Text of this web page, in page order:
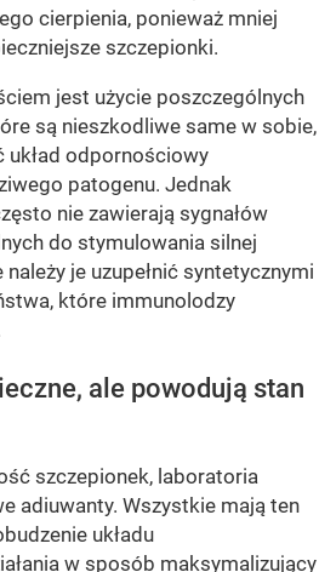
cierpienia, ponieważ mniej
szczepionki.
jest użycie poszczególnych
są nieszkodliwe same w sobie,
układ odpornościowy
patogenu. Jednak
nie zawierają sygnałów
do stymulowania silnej
je uzupełnić syntetycznymi
które immunolodzy
ale powodują stan
szczepionek, laboratoria
adiuwanty. Wszystkie mają ten
układu
w sposób maksymalizujący